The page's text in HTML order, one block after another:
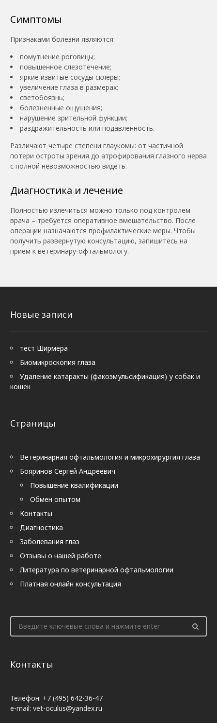
Симптомы
Признаками болезни являются:
помутнение роговицы;
повышенное слезотечение;
яркие извитые сосуды склеры;
увеличение глаза в размерах;
светобоязнь;
болезненные ощущения;
нарушение зрительной функции;
раздражительность или подавленность.
Различают четыре степени глаукомы: от частичной
потери остроты зрения до атрофирования глазного нерва
с полной невозможностью видеть.
Диагностика и лечение
Полностью излечиться можно только под контролем
врача – требуется оперативное вмешательство. После
операции назначаются профилактические меры. Чтобы
получить развернутую консультацию, запишитесь на
прием к ветеринару-офтальмологу.
Новые записи
тест Ширмера
Биомикроскопия глаза
Удаление катаракты (факоэмульсификация) у собак и
кошек
Страницы
Ветеринарная офтальмология и микрохирургия глаза
Бояринов Сергей Андреевич
Повышение квалификации
Обмен опытом
Контакты
Диагностика
Заболевания глаз
Отзывы о нашей работе
Литература по ветеринарной офтальмологии
Платная онлайн консультация
Контакты
Телефон: +7 (495) 642-36-47
e-mail: vet-oculus@yandex.ru